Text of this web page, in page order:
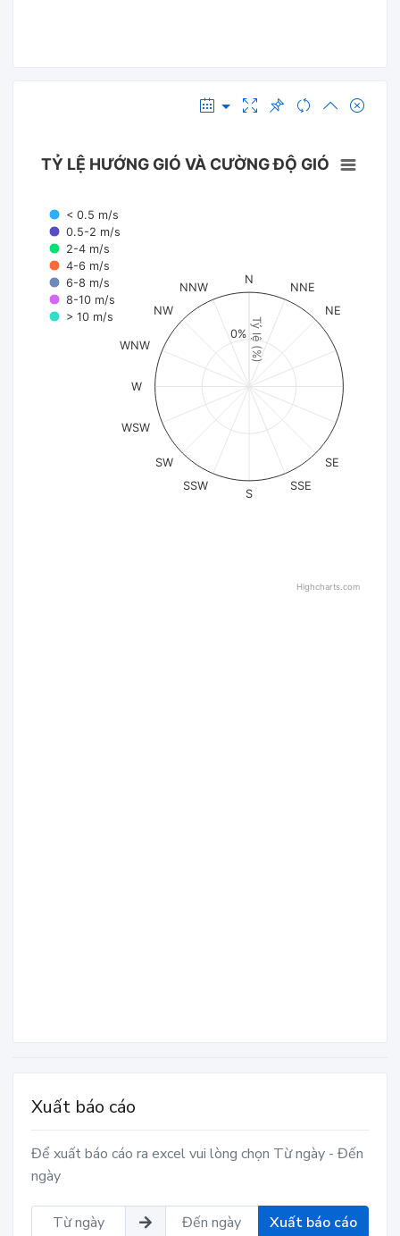
Tỷ lệ (%)
TỶ LỆ HƯỚNG GIÓ VÀ CƯỜNG ĐỘ GIÓ
< 0.5 m/s
0.5-2 m/s
2-4 m/s
4-6 m/s
6-8 m/s
8-10 m/s
> 10 m/s
N
NNE
NE
SE
SSE
S
SSW
SW
WSW
W
WNW
NW
NNW
0%
Highcharts.com
Xuất báo cáo
Để xuất báo cáo ra excel vui lòng chọn Từ ngày - Đến
ngày
Xuất báo cáo